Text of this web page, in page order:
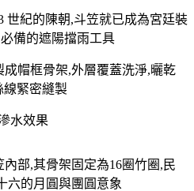
世紀的陳朝,斗笠就已成為宮廷裝
備的遮陽擋雨工具
帽框骨架,外層覆蓋洗淨,曬乾
線緊密縫製
水效果
部,其骨架固定為16圈竹圈,民
六的月圓與團圓意象